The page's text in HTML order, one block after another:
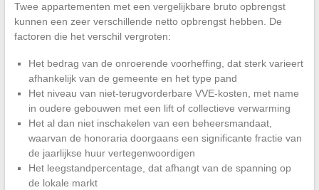
Twee appartementen met een vergelijkbare bruto opbrengst
kunnen een zeer verschillende netto opbrengst hebben. De
factoren die het verschil vergroten:
Het bedrag van de onroerende voorheffing, dat sterk varieert
afhankelijk van de gemeente en het type pand
Het niveau van niet-terugvorderbare VVE-kosten, met name
in oudere gebouwen met een lift of collectieve verwarming
Het al dan niet inschakelen van een beheersmandaat,
waarvan de honoraria doorgaans een significante fractie van
de jaarlijkse huur vertegenwoordigen
Het leegstandpercentage, dat afhangt van de spanning op
de lokale markt